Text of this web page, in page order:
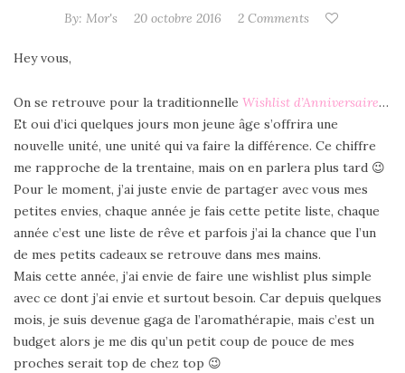
By: Mor's 20 octobre 2016 2 Comments
Hey vous,
On se retrouve pour la traditionnelle Wishlist d’Anniversaire…
Et oui d’ici quelques jours mon jeune âge s’offrira une
nouvelle unité, une unité qui va faire la différence. Ce chiffre
me rapproche de la trentaine, mais on en parlera plus tard 😉
Pour le moment, j’ai juste envie de partager avec vous mes
petites envies, chaque année je fais cette petite liste, chaque
année c’est une liste de rêve et parfois j’ai la chance que l’un
de mes petits cadeaux se retrouve dans mes mains.
Mais cette année, j’ai envie de faire une wishlist plus simple
avec ce dont j’ai envie et surtout besoin. Car depuis quelques
mois, je suis devenue gaga de l’aromathérapie, mais c’est un
budget alors je me dis qu’un petit coup de pouce de mes
proches serait top de chez top 😉